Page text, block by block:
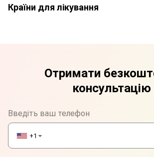
Країни для лікування
Отримати
консультацію
Введіть ваш телефон
+1 ▼